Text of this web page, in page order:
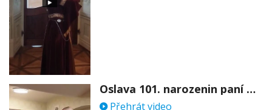
Oslava 101. narozenin paní Věry Skořepové
Přehrát video